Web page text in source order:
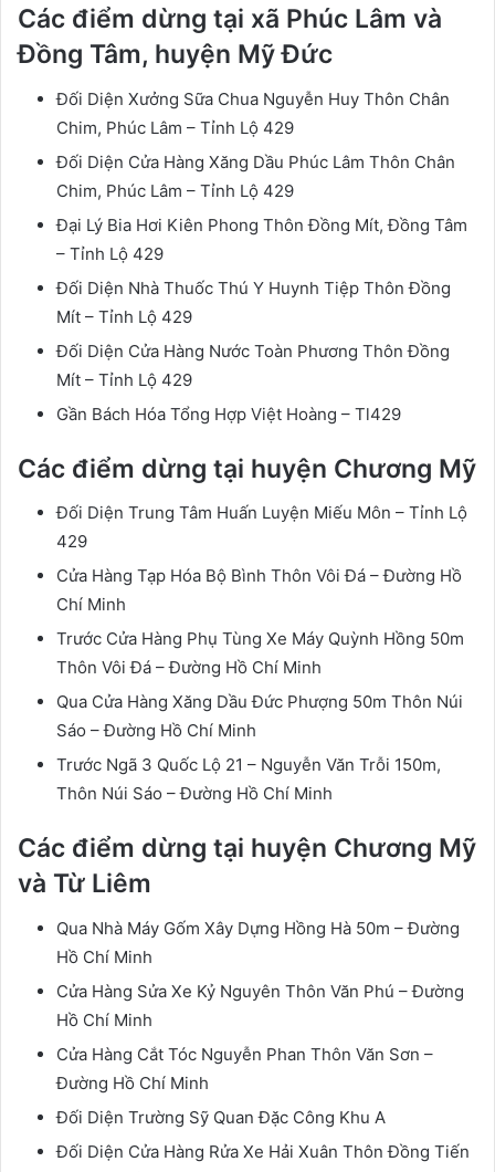
Các điểm dừng tại xã Phúc Lâm và
Đồng Tâm, huyện Mỹ Đức
Đối Diện Xưởng Sữa Chua Nguyễn Huy Thôn Chân
Chim, Phúc Lâm – Tỉnh Lộ 429
Đối Diện Cửa Hàng Xăng Dầu Phúc Lâm Thôn Chân
Chim, Phúc Lâm – Tỉnh Lộ 429
Đại Lý Bia Hơi Kiên Phong Thôn Đồng Mít, Đồng Tâm
– Tỉnh Lộ 429
Đối Diện Nhà Thuốc Thú Y Huynh Tiệp Thôn Đồng
Mít – Tỉnh Lộ 429
Đối Diện Cửa Hàng Nước Toàn Phương Thôn Đồng
Mít – Tỉnh Lộ 429
Gần Bách Hóa Tổng Hợp Việt Hoàng – Tl429
Các điểm dừng tại huyện Chương Mỹ
Đối Diện Trung Tâm Huấn Luyện Miếu Môn – Tỉnh Lộ
429
Cửa Hàng Tạp Hóa Bộ Bình Thôn Vôi Đá – Đường Hồ
Chí Minh
Trước Cửa Hàng Phụ Tùng Xe Máy Quỳnh Hồng 50m
Thôn Vôi Đá – Đường Hồ Chí Minh
Qua Cửa Hàng Xăng Dầu Đức Phượng 50m Thôn Núi
Sáo – Đường Hồ Chí Minh
Trước Ngã 3 Quốc Lộ 21 – Nguyễn Văn Trỗi 150m,
Thôn Núi Sáo – Đường Hồ Chí Minh
Các điểm dừng tại huyện Chương Mỹ
và Từ Liêm
Qua Nhà Máy Gốm Xây Dựng Hồng Hà 50m – Đường
Hồ Chí Minh
Cửa Hàng Sửa Xe Kỷ Nguyên Thôn Văn Phú – Đường
Hồ Chí Minh
Cửa Hàng Cắt Tóc Nguyễn Phan Thôn Văn Sơn –
Đường Hồ Chí Minh
Đối Diện Trường Sỹ Quan Đặc Công Khu A
Đối Diện Cửa Hàng Rửa Xe Hải Xuân Thôn Đồng Tiến